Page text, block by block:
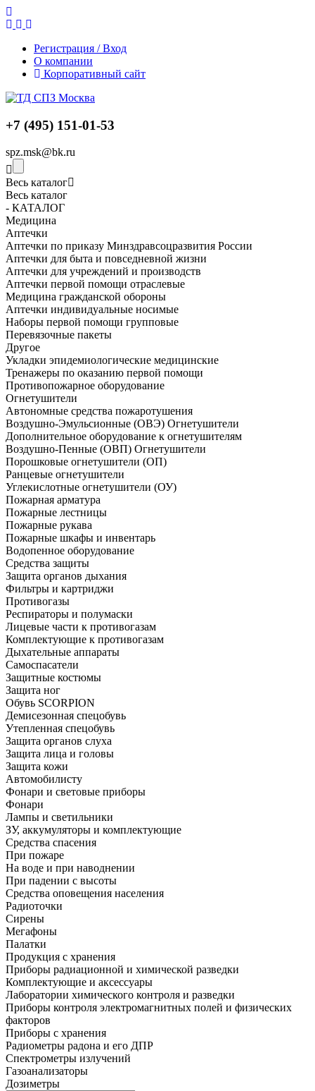
Регистрация / Вход
О компании
Корпоративный сайт
+7 (495) 151-01-53
spz.msk@bk.ru
Весь каталог
Весь каталог
- КАТАЛОГ
Медицина
Аптечки
Аптечки по приказу Минздравсоцразвития России
Аптечки для быта и повседневной жизни
Аптечки для учреждений и производств
Аптечки первой помощи отраслевые
Медицина гражданской обороны
Аптечки индивидуальные носимые
Наборы первой помощи групповые
Перевязочные пакеты
Другое
Укладки эпидемиологические медицинские
Тренажеры по оказанию первой помощи
Противопожарное оборудование
Огнетушители
Автономные средства пожаротушения
Воздушно-Эмульсионные (ОВЭ) Огнетушители
Дополнительное оборудование к огнетушителям
Воздушно-Пенные (ОВП) Огнетушители
Порошковые огнетушители (ОП)
Ранцевые огнетушители
Углекислотные огнетушители (ОУ)
Пожарная арматура
Пожарные лестницы
Пожарные рукава
Пожарные шкафы и инвентарь
Водопенное оборудование
Средства защиты
Защита органов дыхания
Фильтры и картриджи
Противогазы
Респираторы и полумаски
Лицевые части к противогазам
Комплектующие к противогазам
Дыхательные аппараты
Самоспасатели
Защитные костюмы
Защита ног
Обувь SCORPION
Демисезонная спецобувь
Утепленная спецобувь
Защита органов слуха
Защита лица и головы
Защита кожи
Автомобилисту
Фонари и световые приборы
Фонари
Лампы и светильники
ЗУ, аккумуляторы и комплектующие
Средства спасения
При пожаре
На воде и при наводнении
При падении с высоты
Средства оповещения населения
Радиоточки
Сирены
Мегафоны
Палатки
Продукция с хранения
Приборы радиационной и химической разведки
Комплектующие и аксессуары
Лаборатории химического контроля и разведки
Приборы контроля электромагнитных полей и физических
факторов
Приборы с хранения
Радиометры радона и его ДПР
Спектрометры излучений
Газоанализаторы
Дозиметры